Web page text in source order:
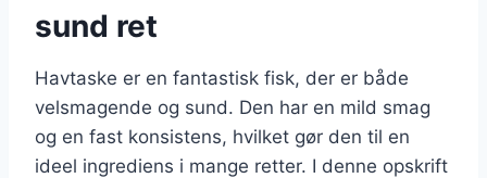
sund ret
Havtaske er en fantastisk fisk, der er både
velsmagende og sund. Den har en mild smag
og en fast konsistens, hvilket gør den til en
ideel ingrediens i mange retter. I denne opskrift